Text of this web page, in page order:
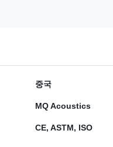
중국
MQ Acoustics
CE, ASTM, ISO